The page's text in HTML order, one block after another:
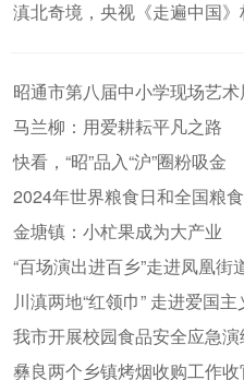
滇北奇境，央视《走遍中国》
昭通市第八届中小学现场艺
马兰柳：用爱耕耘平凡之路
快看，“昭”品入“沪”圈粉吸金
2024年世界粮食日和全国粮
金塘镇：小杧果成为大产业
“百场演出进百乡”走进凤凰街
川滇两地“红领巾” 走进爱国
我市开展校园食品安全应急演
彝良两个乡镇烤烟收购工作收